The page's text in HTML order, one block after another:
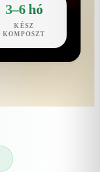
3–6 hó
KÉSZ
KOMPOSZT